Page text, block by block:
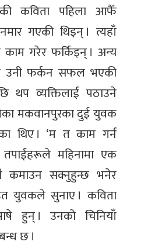
कविता पहिला आफैँ
गएकी थिइन् । त्यहाँ
गरेर फर्किइन् । अन्य
उनी फर्कन सफल भएकी
थप व्यक्तिलाई पठाउने
मकवानपुरका दुई युवक
थिए । ‘म त काम गर्न
महिनामा एक
कमाउन सक्नुहुन्छ भनेर
युवकले सुनाए । कविता
हुन् । उनको चिनियाँ
छ ।